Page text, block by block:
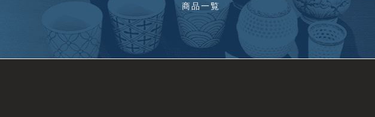
商品一覧